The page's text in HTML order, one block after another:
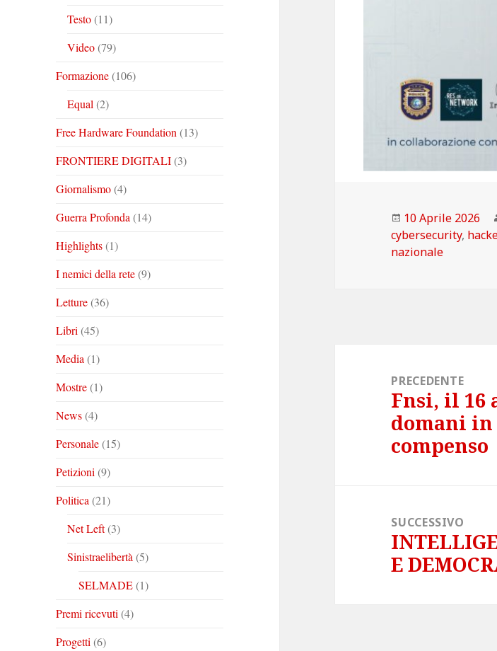
Testo(11)
Video(79)
Formazione(106)
Equal (2)
Free Hardware Foundation (13)
FRONTIERE DIGITALI(3)
Giornalismo(4)
Guerra Profonda (14)
Highlights(1)
I nemici della rete(9)
Letture(36)
Libri (45)
Media (1)
Mostre(1)
News(4)
Personale(15)
Petizioni (9)
Politica (21)
Net Left(3)
Sinistraelibertà (5)
SELMADE(1)
Premi ricevuti (4)
Progetti (6)
Scritto
il
10 Aprile 2026
cybersecurity,
nazionale
PRECEDENTE
Articolo
precedente:
Fnsi, il 16
domani in
compenso
SUCCESSIVO
Articolo
successivo:
E